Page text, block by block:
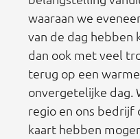
waaraan we
van de dag hebben
dan ook met veel
terug op een
onvergetelijke dag.
regio en ons bedrijf
kaart hebben